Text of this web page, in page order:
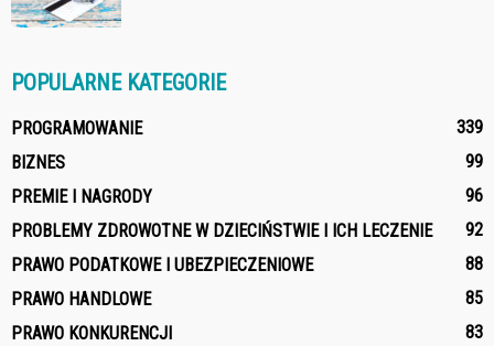
POPULARNE KATEGORIE
PROGRAMOWANIE
339
BIZNES
99
PREMIE I NAGRODY
96
PROBLEMY ZDROWOTNE W DZIECIŃSTWIE I ICH LECZENIE
92
PRAWO PODATKOWE I UBEZPIECZENIOWE
88
PRAWO HANDLOWE
85
PRAWO KONKURENCJI
83